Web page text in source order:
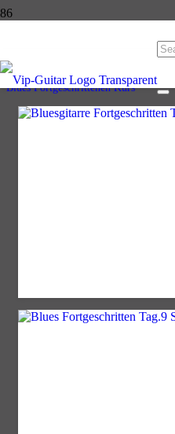
Blues
Start
Kurse
Blues Fortgeschrittenen Kurs